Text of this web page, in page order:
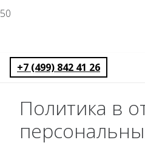
+7 (499) 842 41 26
Политика в